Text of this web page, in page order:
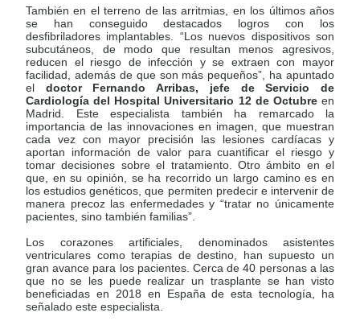
También en el terreno de las arritmias, en los últimos años
se han conseguido destacados logros con los
desfibriladores implantables. “Los nuevos dispositivos son
subcutáneos, de modo que resultan menos agresivos,
reducen el riesgo de infección y se extraen con mayor
facilidad, además de que son más pequeños”, ha apuntado
el doctor Fernando Arribas, jefe de Servicio de
Cardiología del Hospital Universitario 12 de Octubre en
Madrid. Este especialista también ha remarcado la
importancia de las innovaciones en imagen, que muestran
cada vez con mayor precisión las lesiones cardíacas y
aportan información de valor para cuantificar el riesgo y
tomar decisiones sobre el tratamiento. Otro ámbito en el
que, en su opinión, se ha recorrido un largo camino es en
los estudios genéticos, que permiten predecir e intervenir de
manera precoz las enfermedades y “tratar no únicamente
pacientes, sino también familias”.
Los corazones artificiales, denominados asistentes
ventriculares como terapias de destino, han supuesto un
gran avance para los pacientes. Cerca de 40 personas a las
que no se les puede realizar un trasplante se han visto
beneficiadas en 2018 en España de esta tecnología, ha
señalado este especialista.